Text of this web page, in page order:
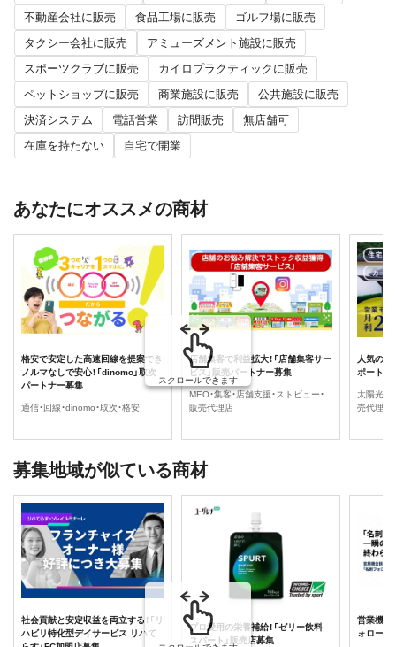
不動産会社に販売
食品工場に販売
ゴルフ場に販売
タクシー会社に販売
アミューズメント施設に販売
スポーツクラブに販売
カイロプラクティックに販売
ペットショップに販売
商業施設に販売
公共施設に販売
決済システム
電話営業 訪問販売
無店舗可
在庫を持たない
自宅で開業
あなたにオススメの商材
格安で安定した高速回線を提案でき
ノルマなしで安心！「dinomo」取次
パートナー募集
通信・回線・dinomo・取次・格安
店舗集客で利益拡大！「店舗集客サー
ビス」販売パートナー募集
MEO・集客・店舗支援・ストビュー・
販売代理店
人気の住
ポート」
太陽光・
売代理店
スクロールできます
募集地域が似ている商材
社会貢献と安定収益を両立する！「リ
ハビリ特化型デイサービス リハて
プロ愛用の栄養補給！「ゼリー飲料
スパート」販売店募集
営業機会
ォローAI